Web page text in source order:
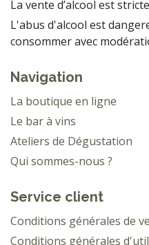
La vente d’alcool est
L'abus d'alcool est
consommer avec
Navigation
La boutique en ligne
Le bar à vins
Ateliers de Dégustation
Qui sommes-nous ?
Service client
Conditions générales de
Conditions générales